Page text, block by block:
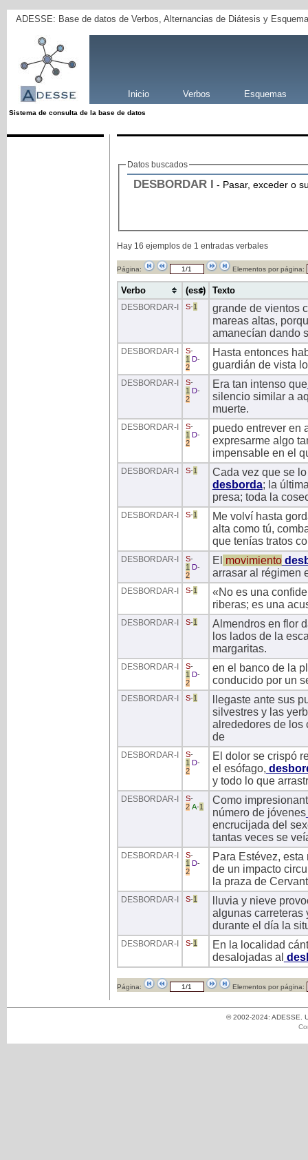
ADESSE: Base de datos de Verbos, Alternancias de Diátesis y
Inicio Verbos Esquemas
Sistema de consulta de la base de datos
Datos buscados
DESBORDAR I - Pasar, exceder o
Hay 16 ejemplos de 1 entradas verbales
Página: Elementos por página:
Verbo (ess) Texto
DESBORDAR-I S-1
grande de vientos
mareas altas,
amanecían dando
DESBORDAR-I S-
1
D-
2
Hasta entonces
guardián de vista
DESBORDAR-I S-
1
D-
2
Era tan intenso que
silencio similar a
muerte.
DESBORDAR-I S-
1
D-
2
puedo entrever en
expresarme algo
impensable en el
DESBORDAR-I S-1
Cada vez que se
desborda; la
presa; toda la
DESBORDAR-I S-1
Me volví hasta
alta como tú,
que tenías tratos
DESBORDAR-I S-
1
D-
2
El movimiento
arrasar al régimen
DESBORDAR-I S-1
«No es una
riberas; es una
DESBORDAR-I S-1
Almendros en flor
los lados de la
margaritas.
DESBORDAR-I S-
1
D-
2
en el banco de la
conducido por un
DESBORDAR-I S-1
llegaste ante sus
silvestres y las
alrededores de los
de
DESBORDAR-I S-
1
D-
2
El dolor se crispó
el esófago,
y todo lo que
DESBORDAR-I S-
2 A-1
Como
número de jóvenes
encrucijada del
tantas veces se
DESBORDAR-I S-
1
D-
2
Para Estévez,
de un impacto
la praza de
DESBORDAR-I S-1
lluvia y nieve
algunas carreteras
durante el día la
DESBORDAR-I S-1
En la localidad
desalojadas al
Página: Elementos por página:
© 2002-2024: ADESSE.